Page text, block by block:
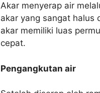
Akar menyerap air
akar yang sangat halus
akar memiliki luas
cepat.
Pengangkutan air